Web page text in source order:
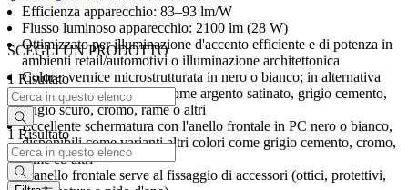
Efficienza apparecchio: 83–93 lm/W
Flusso luminoso apparecchio: 2100 lm (28 W)
Ottimizzato per illuminazione d'accento efficiente e di potenza in
ambienti retail/automotivi o illuminazione architettonica
Colore: vernice microstrutturata in nero o bianco; in alternativa
sono possibili altri colori come argento satinato, grigio cemento,
grigio scuro, cromo, rame o altri
Eccellente schermatura con l'anello frontale in PC nero o bianco,
disponibili come varianti altri colori come grigio cemento, cromo,
rame ed altri
L'anello frontale serve al fissaggio di accessori (ottici, protettivi,
SCEGLI UN PRODOTTO
1 Risultato
1 Risultato